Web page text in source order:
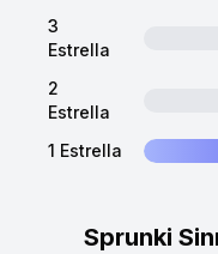
Sprunki
3
Estrella
2
Estrella
1 Estrella